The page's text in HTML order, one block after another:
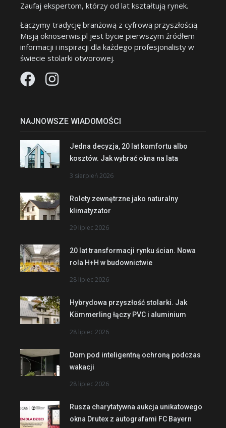
Zaufaj ekspertom, którzy od lat kształtują rynek.
Łączymy tradycję branżową z cyfrową przyszłością.
Misją oknoserwis.pl jest bycie pierwszym źródłem
informacji i inspiracji dla każdego profesjonalisty w
świecie stolarki otworowej.
NAJNOWSZE WIADOMOŚCI
Jedna decyzja, 20 lat komfortu albo
kosztów. Jak wybrać okna na lata
3 sierpień 2026
Rolety zewnętrzne jako naturalny
klimatyzator
29 lipiec 2026
20 lat transformacji rynku ścian. Nowa
rola H+H w budownictwie
28 lipiec 2026
Hybrydowa przyszłość stolarki. Jak
Kömmerling łączy PVC i aluminium
28 lipiec 2026
Dom pod inteligentną ochroną podczas
wakacji
28 lipiec 2026
Rusza charytatywna aukcja unikatowego
okna Drutex z autografami FC Bayern